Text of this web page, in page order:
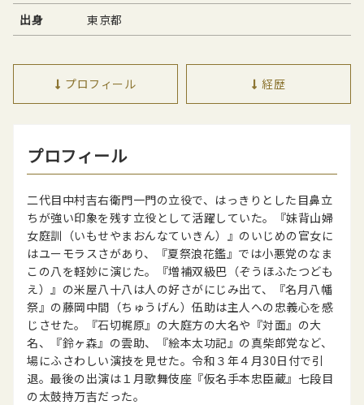
出身 東京都
プロフィール 経歴
プロフィール
二代目中村吉右衛門一門の立役で、はっきりとした目鼻立
ちが強い印象を残す立役として活躍していた。『妹背山婦
女庭訓（いもせやまおんなていきん）』のいじめの官女に
はユーモラスさがあり、『夏祭浪花鑑』では小悪党のなま
この八を軽妙に演じた。『増補双級巴（ぞうほふたつども
え）』の米屋八十八は人の好さがにじみ出て、『名月八幡
祭』の藤岡中間（ちゅうげん）伍助は主人への忠義心を感
じさせた。『石切梶原』の大庭方の大名や『対面』の大
名、『鈴ヶ森』の雲助、『絵本太功記』の真柴郎党など、
場にふさわしい演技を見せた。令和３年４月30日付で引
退。最後の出演は１月歌舞伎座『仮名手本忠臣蔵』七段目
の太鼓持万吉だった。